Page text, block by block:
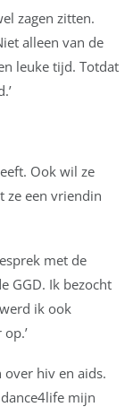
zagen zitten.
alleen van de
leuke tijd. Totdat
Ook wil ze
ze een vriendin
met de
GGD. Ik bezocht
ik ook
hiv en aids.
mijn